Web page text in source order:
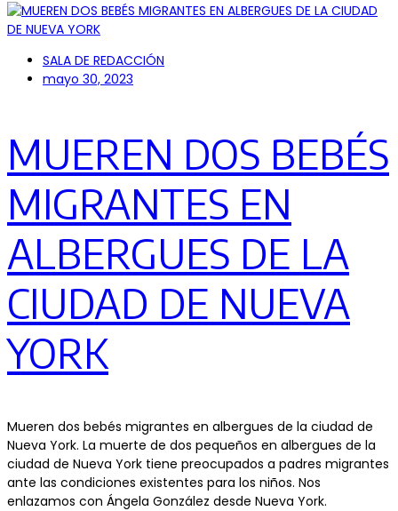
SALA DE REDACCIÓN
mayo 30, 2023
MUEREN DOS BEBÉS
MIGRANTES EN
ALBERGUES DE LA
CIUDAD DE NUEVA
YORK
Mueren dos bebés migrantes en albergues de la ciudad de
Nueva York. La muerte de dos pequeños en albergues de la
ciudad de Nueva York tiene preocupados a padres migrantes
ante las condiciones existentes para los niños. Nos
enlazamos con Ángela González desde Nueva York.